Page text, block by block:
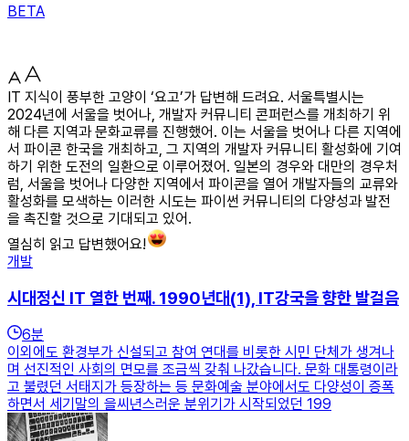
BETA
IT 지식이 풍부한 고양이 ‘요고’가 답변해 드려요. 서울특별시는
2024년에 서울을 벗어나, 개발자 커뮤니티 콘퍼런스를 개최하기 위
해 다른 지역과 문화교류를 진행했어. 이는 서울을 벗어나 다른 지역에
서 파이콘 한국을 개최하고, 그 지역의 개발자 커뮤니티 활성화에 기여
하기 위한 도전의 일환으로 이루어졌어. 일본의 경우와 대만의 경우처
럼, 서울을 벗어나 다양한 지역에서 파이콘을 열어 개발자들의 교류와
활성화를 모색하는 이러한 시도는 파이썬 커뮤니티의 다양성과 발전
을 촉진할 것으로 기대되고 있어.
열심히 읽고 답변했어요!
개발
시대정신 IT 열한 번째. 1990년대(1), IT강국을 향한 발걸음
6분
이외에도 환경부가 신설되고 참여 연대를 비롯한 시민 단체가 생겨나
며 선진적인 사회의 면모를 조금씩 갖춰 나갔습니다. 문화 대통령이라
고 불렸던 서태지가 등장하는 등 문화예술 분야에서도 다양성이 증폭
하면서 세기말의 을씨년스러운 분위기가 시작되었던 199